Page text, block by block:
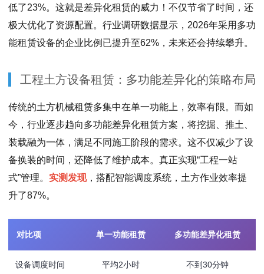
低了23%。这就是差异化租赁的威力！不仅节省了时间，还
极大优化了资源配置。行业调研数据显示，2026年采用多功
能租赁设备的企业比例已提升至62%，未来还会持续攀升。
工程土方设备租赁：多功能差异化的策略布局
传统的土方机械租赁多集中在单一功能上，效率有限。而如
今，行业逐步趋向多功能差异化租赁方案，将挖掘、推土、
装载融为一体，满足不同施工阶段的需求。这不仅减少了设
备换装的时间，还降低了维护成本。真正实现“工程一站
式”管理。 实测发现，搭配智能调度系统，土方作业效率提
升了87%。
对比项 单一功能租赁 多功能差异化租赁
设备调度时间 平均2小时 不到30分钟